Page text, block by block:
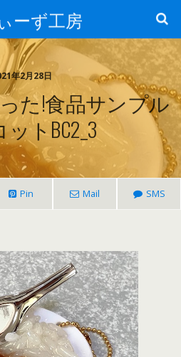
ーず工房
年2月28日
た!食品サンプル
トBC2_3
Pin Mail SMS